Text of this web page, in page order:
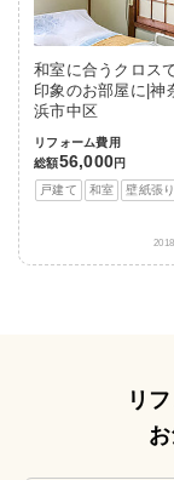
和室に合うクロス
印象のお部屋に|神
浜市中区
リフォーム費用
総額56,000円
戸建て
和室 壁紙張
リ